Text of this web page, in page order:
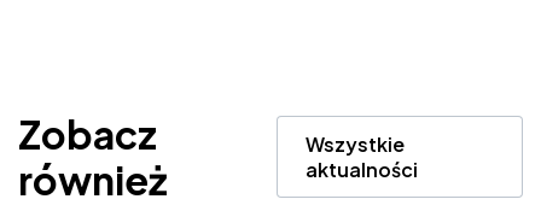
Zobacz
również
Wszystkie
aktualności